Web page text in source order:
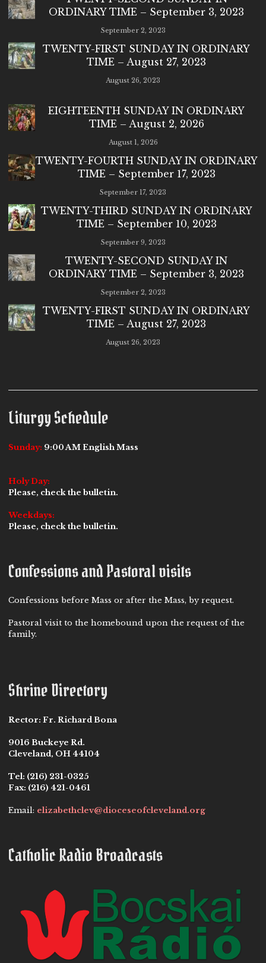
ORDINARY TIME – September 3, 2023
September 2, 2023
TWENTY-FIRST SUNDAY IN ORDINARY
TIME – August 27, 2023
August 26, 2023
EIGHTEENTH SUNDAY IN ORDINARY
TIME – August 2, 2026
August 1, 2026
TWENTY-FOURTH SUNDAY IN ORDINARY
TIME – September 17, 2023
September 17, 2023
TWENTY-THIRD SUNDAY IN ORDINARY
TIME – September 10, 2023
September 9, 2023
TWENTY-SECOND SUNDAY IN
ORDINARY TIME – September 3, 2023
September 2, 2023
TWENTY-FIRST SUNDAY IN ORDINARY
TIME – August 27, 2023
August 26, 2023
Liturgy Schedule
Sunday: 9:00 AM English Mass
Holy Day:
Please, check the bulletin.
Weekdays:
Please, check the bulletin.
Confessions and Pastoral visits
Confessions before Mass or after the Mass, by request.
Pastoral visit to the homebound upon the request of the
family.
Shrine Directory
Rector: Fr. Richard Bona
9016 Buckeye Rd.
Cleveland, OH 44104
Tel: (216) 231-0325
Fax: (216) 421-0461
Email: elizabethclev@dioceseofcleveland.org
Catholic Radio Broadcasts